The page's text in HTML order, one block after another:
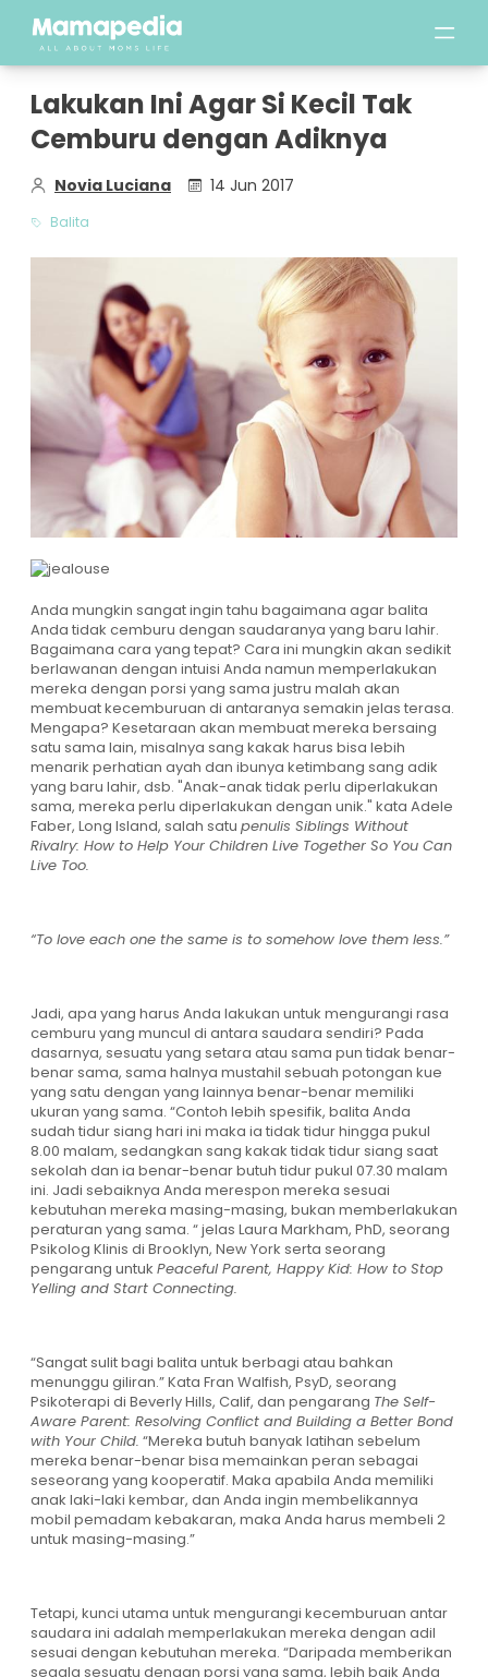
Lakukan Ini Agar Si Kecil Tak
Cemburu dengan Adiknya
Novia Luciana 14 Jun 2017
Balita
Anda mungkin sangat ingin tahu bagaimana agar balita
Anda tidak cemburu dengan saudaranya yang baru lahir.
Bagaimana cara yang tepat? Cara ini mungkin akan sedikit
berlawanan dengan intuisi Anda namun memperlakukan
mereka dengan porsi yang sama justru malah akan
membuat kecemburuan di antaranya semakin jelas terasa.
Mengapa? Kesetaraan akan membuat mereka bersaing
satu sama lain, misalnya sang kakak harus bisa lebih
menarik perhatian ayah dan ibunya ketimbang sang adik
yang baru lahir, dsb. "Anak-anak tidak perlu diperlakukan
sama, mereka perlu diperlakukan dengan unik." kata Adele
Faber, Long Island, salah satu penulis Siblings Without
Rivalry: How to Help Your Children Live Together So You Can
Live Too.
“To love each one the same is to somehow love them less.”
Jadi, apa yang harus Anda lakukan untuk mengurangi rasa
cemburu yang muncul di antara saudara sendiri? Pada
dasarnya, sesuatu yang setara atau sama pun tidak benar-
benar sama, sama halnya mustahil sebuah potongan kue
yang satu dengan yang lainnya benar-benar memiliki
ukuran yang sama. “Contoh lebih spesifik, balita Anda
sudah tidur siang hari ini maka ia tidak tidur hingga pukul
8.00 malam, sedangkan sang kakak tidak tidur siang saat
sekolah dan ia benar-benar butuh tidur pukul 07.30 malam
ini. Jadi sebaiknya Anda merespon mereka sesuai
kebutuhan mereka masing-masing, bukan memberlakukan
peraturan yang sama. “ jelas Laura Markham, PhD, seorang
Psikolog Klinis di Brooklyn, New York serta seorang
pengarang untuk Peaceful Parent, Happy Kid: How to Stop
Yelling and Start Connecting.
“Sangat sulit bagi balita untuk berbagi atau bahkan
menunggu giliran.” Kata Fran Walfish, PsyD, seorang
Psikoterapi di Beverly Hills, Calif, dan pengarang The Self-
Aware Parent: Resolving Conflict and Building a Better Bond
with Your Child. “Mereka butuh banyak latihan sebelum
mereka benar-benar bisa memainkan peran sebagai
seseorang yang kooperatif. Maka apabila Anda memiliki
anak laki-laki kembar, dan Anda ingin membelikannya
mobil pemadam kebakaran, maka Anda harus membeli 2
untuk masing-masing.”
Tetapi, kunci utama untuk mengurangi kecemburuan antar
saudara ini adalah memperlakukan mereka dengan adil
sesuai dengan kebutuhan mereka. “Daripada memberikan
segala sesuatu dengan porsi yang sama, lebih baik Anda